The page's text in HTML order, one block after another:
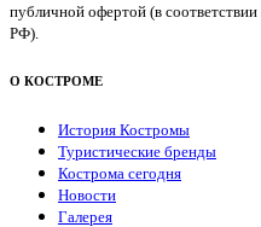
публичной офертой (в
РФ).
О КОСТРОМЕ
История Костромы
Туристические бренды
Кострома сегодня
Новости
Галерея